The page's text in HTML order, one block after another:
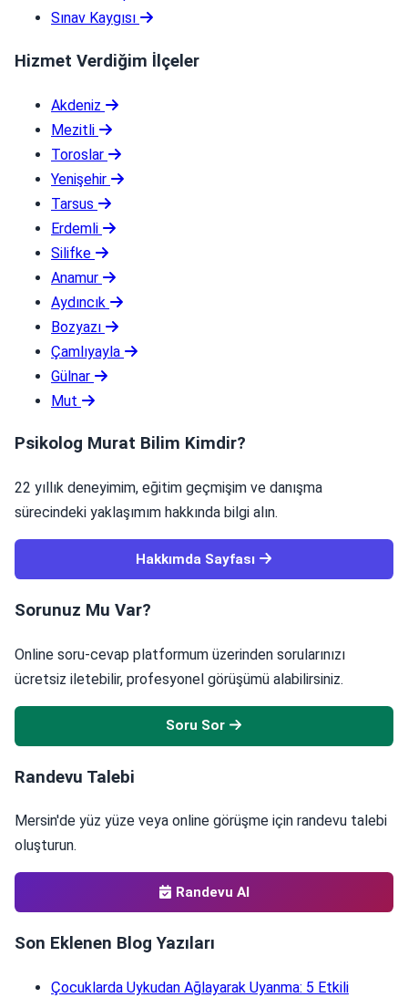
Sınav Kaygısı
Hizmet Verdiğim İlçeler
Akdeniz
Mezitli
Toroslar
Yenişehir
Tarsus
Erdemli
Silifke
Anamur
Aydıncık
Bozyazı
Çamlıyayla
Gülnar
Mut
Psikolog Murat Bilim Kimdir?
22 yıllık deneyimim, eğitim geçmişim ve danışma
sürecindeki yaklaşımım hakkında bilgi alın.
Hakkımda Sayfası
Sorunuz Mu Var?
Online soru-cevap platformum üzerinden sorularınızı
ücretsiz iletebilir, profesyonel görüşümü alabilirsiniz.
Soru Sor
Randevu Talebi
Mersin'de yüz yüze veya online görüşme için randevu talebi
oluşturun.
Randevu Al
Son Eklenen Blog Yazıları
Çocuklarda Uykudan Ağlayarak Uyanma: 5 Etkili